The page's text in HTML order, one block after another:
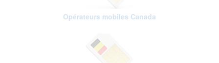
Opérateurs mobiles Canada